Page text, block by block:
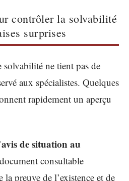
contrôler la solvabilité
surprises
ne tient pas de
aux spécialistes. Quelques
rapidement un aperçu
avis de situation au
consultable
preuve de l’existence et de